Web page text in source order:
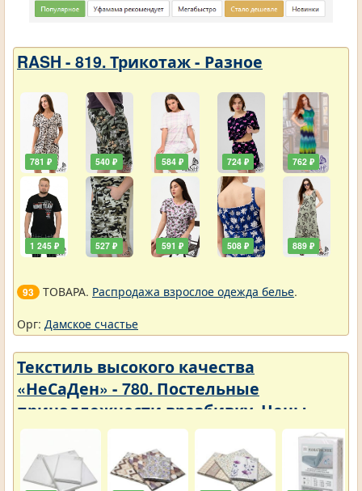
RASH - 819. Трикотаж - Разное
781 ₽
1 245 ₽
540 ₽
527 ₽
584 ₽
591 ₽
724 ₽
508 ₽
762 ₽
889 ₽
93 ТОВАРА. Распродажа взрослое одежда белье.
Орг: Дамское счастье
Текстиль высокого качества
«НеСаДен» - 780. Постельные
принадлежности вразбивку. Цены
упали